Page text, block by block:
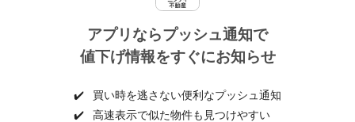
アプリならプッシュ通知で
値下げ情報をすぐにお知らせ
✔️
買い時を逃さない便利なプッシュ通知
✔️
高速表示で似た物件も見つけやすい
個人情報保護ポリシー 利用規約
ヘルプ・お問い合わせ 採用情報